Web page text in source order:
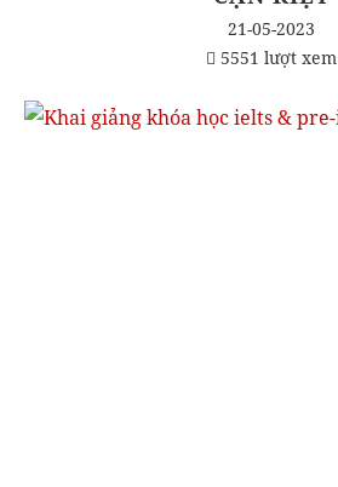
21-05-2023
5551 lượt xem